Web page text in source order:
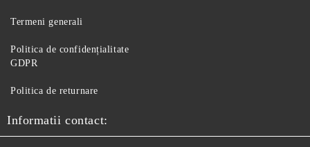
Termeni generali
Politica de confidențialitate
GDPR
Politica de returnare
Informatii contact: